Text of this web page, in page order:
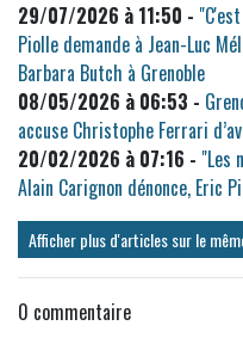
29/07/2026 à 11:50 -
Piolle demande à Jean-Luc
Barbara Butch à Grenoble
08/05/2026 à 06:53 -
accuse Christophe Ferrari
20/02/2026 à 07:16 - "Les
Alain Carignon dénonce, Eric
Afficher plus d'articles sur le
0 commentaire